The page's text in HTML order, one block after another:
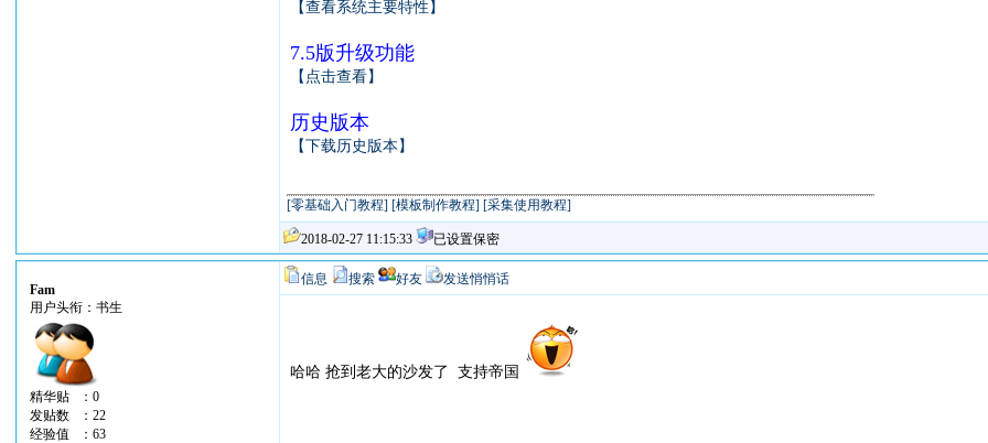
【查看系统主要特性】
7.5版升级功能
【点击查看】
历史版本
【下载历史版本】
[零基础入门教程] [模板制作教程] [采集使用教程]
2018-02-27 11:15:33 已设置保密
Fam
用户头衔：书生
精华贴 ：0
发贴数 ：22
经验值 ：63
信息 搜索 好友 发送悄悄话
哈哈 抢到老大的沙发了 支持帝国